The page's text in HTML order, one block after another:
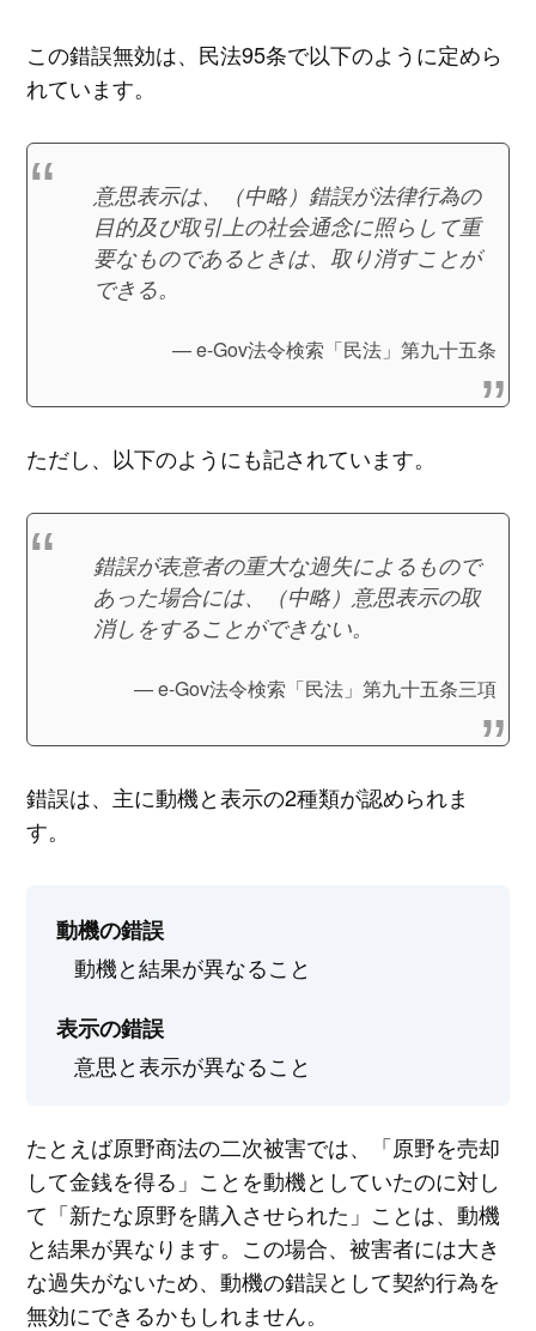
この錯誤無効は、民法95条で以下のように定めら
れています。
意思表示は、（中略）錯誤が法律行為の
目的及び取引上の社会通念に照らして重
要なものであるときは、取り消すことが
できる。
e-Gov法令検索「民法」第九十五条
ただし、以下のようにも記されています。
錯誤が表意者の重大な過失によるもので
あった場合には、（中略）意思表示の取
消しをすることができない。
e-Gov法令検索「民法」第九十五条三項
錯誤は、主に動機と表示の2種類が認められま
す。
動機の錯誤
動機と結果が異なること
表示の錯誤
意思と表示が異なること
たとえば原野商法の二次被害では、「原野を売却
して金銭を得る」ことを動機としていたのに対し
て「新たな原野を購入させられた」ことは、動機
と結果が異なります。この場合、被害者には大き
な過失がないため、動機の錯誤として契約行為を
無効にできるかもしれません。